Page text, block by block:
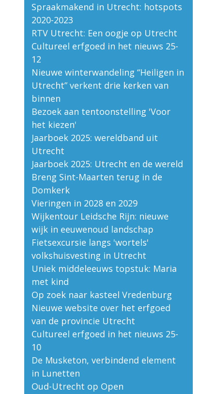
Spraakmakend in Utrecht: hotspots
2020-2023
RTV Utrecht: Een oogje op Utrecht
Cultureel erfgoed in het nieuws 25-
12
Nieuwe winterwandeling “Heiligen in
Utrecht” verkent drie kerken van
binnen
Bezoek aan tentoonstelling 'Voor
het kiezen'
Jaarboek 2025: wereldband uit
Utrecht
Jaarboek 2025: Utrecht en de wereld
Breng Sint-Maarten terug in de
Domkerk
Vieringen in 2028 en 2029
Wijkentour Leidsche Rijn: nieuwe
wijk in eeuwenoud landschap
Fietsexcursie langs 'wortels'
volkshuisvesting in Utrecht
Uniek middeleeuws topstuk: Maria
met kind
Op zoek naar kasteel Vredenburg
Nieuwe website over het erfgoed
van de provincie Utrecht
Cultureel erfgoed in het nieuws 25-
10
De Musketon, verbindend element
in Lunetten
Oud-Utrecht op Open